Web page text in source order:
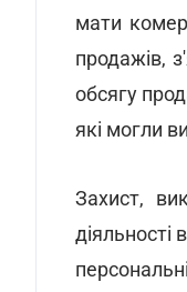
мати
продажів,
обсягу
які могли
Захист,